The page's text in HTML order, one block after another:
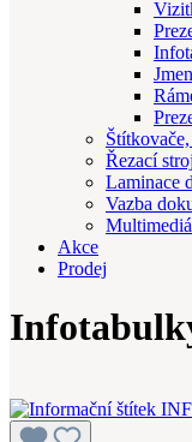
Řezací
Laminace
Vazba
Akce
Prodej